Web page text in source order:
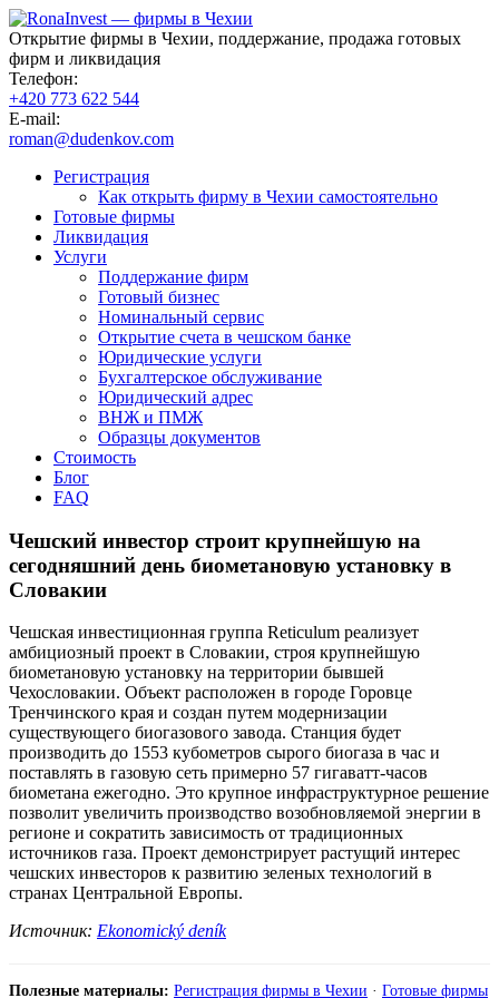
Открытие фирмы в Чехии, поддержание, продажа готовых
фирм и ликвидация
Телефон:
+420 773 622 544
E-mail:
roman@dudenkov.com
Регистрация
Как открыть фирму в Чехии самостоятельно
Готовые фирмы
Ликвидация
Услуги
Поддержание фирм
Готовый бизнес
Номинальный сервис
Открытие счета в чешском банке
Юридические услуги
Бухгалтерское обслуживание
Юридический адрес
ВНЖ и ПМЖ
Образцы документов
Стоимость
Блог
FAQ
Чешский инвестор строит крупнейшую на
сегодняшний день биометановую установку в
Словакии
Чешская инвестиционная группа Reticulum реализует
амбициозный проект в Словакии, строя крупнейшую
биометановую установку на территории бывшей
Чехословакии. Объект расположен в городе Горовце
Тренчинского края и создан путем модернизации
существующего биогазового завода. Станция будет
производить до 1553 кубометров сырого биогаза в час и
поставлять в газовую сеть примерно 57 гигаватт-часов
биометана ежегодно. Это крупное инфраструктурное решение
позволит увеличить производство возобновляемой энергии в
регионе и сократить зависимость от традиционных
источников газа. Проект демонстрирует растущий интерес
чешских инвесторов к развитию зеленых технологий в
странах Центральной Европы.
Источник: Ekonomický deník
Полезные материалы: Регистрация фирмы в Чехии · Готовые фирмы